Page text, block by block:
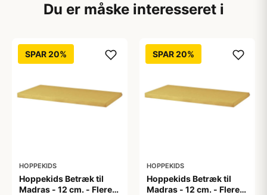
Du er måske interesseret i
SPAR 20%
HOPPEKIDS
Hoppekids Betræk til
Madras - 12 cm. - Flere
SPAR 20%
HOPPEKIDS
Hoppekids Betræk til
Madras - 12 cm. - Flere